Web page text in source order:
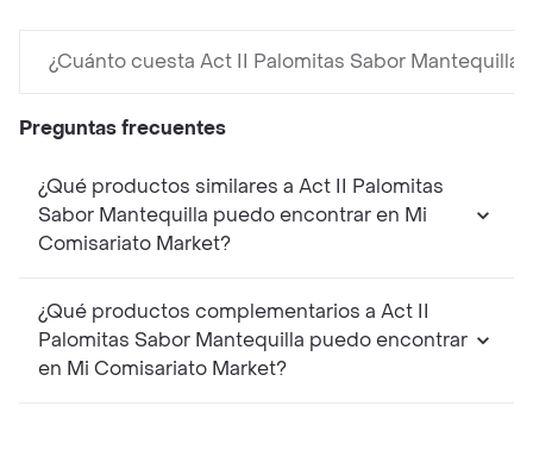
¿Cuánto cuesta Act II Palomitas Sabor Mantequilla?
Preguntas frecuentes
¿Qué productos similares a Act II Palomitas
Sabor Mantequilla puedo encontrar en Mi
Comisariato Market?
¿Qué productos complementarios a Act II
Palomitas Sabor Mantequilla puedo encontrar
en Mi Comisariato Market?